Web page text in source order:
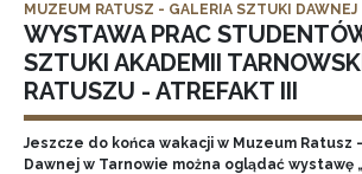
MUZEUM RATUSZ - GALERIA SZTUKI DAWNEJ
WYSTAWA PRAC
SZTUKI AKADEMII
RATUSZU - ATREFAKT III
Jeszcze do końca wakacji w Muzeum Ratusz
Dawnej w Tarnowie można oglądać wystawę